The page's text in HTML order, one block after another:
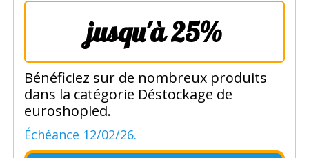
jusqu'à 25%
Bénéficiez sur de nombreux produits
dans la catégorie Déstockage de
euroshopled.
Échéance 12/02/26.